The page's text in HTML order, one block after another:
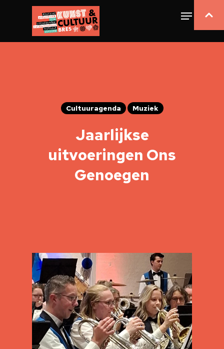
Cultuuragenda Muziek
Jaarlijkse
uitvoeringen Ons
Genoegen